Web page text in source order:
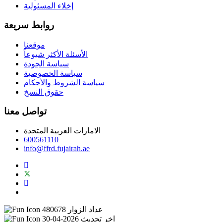
إخلاء المسئولية
روابط سريعة
موقعنا
الأسئلة الأكثر شيوعاً
سياسة الجودة
سياسة الخصوصية
سياسة الشروط والأحكام
حقوق النسخ
تواصل معنا
الامارات العربية المتحدة
600561110
info@ffrd.fujairah.ae
عداد الزوار 480678
اخر تحديث 2026-04-30